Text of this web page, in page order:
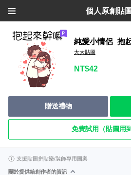
個人原創貼圖
純愛小情侶_抱
大大貼圖
NT$42
贈送禮物
免費試用（貼圖用
支援貼圖拼貼樂/裝飾專用圖案
關於提供給創作者的資訊